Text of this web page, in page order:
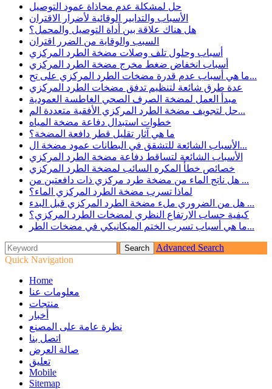
حل لمشكلة عدم محاذاة عمود التوصيل
الأسباب والتدابير الوقائية لأضرار الاقتران
هل هناك علاقة بين أداة التوصيل والمحمل؟
السبب والوقاية من الضرر اقتران
أسباب وحلول تلف وصلات مضخة الطرد المركزي
أسباب انخفاض ضغط مخرج مضخة الطرد المركزي
ما هي أسباب عدم قدرة مضخات الطرد المركزي على تح...
عدة طرق شائعة لتنظيم تدفق مضخات الطرد المركزي
مبدأ العمل لمضخة الصرف الصحي الغاطسة العمودية
حل لتجويف مضخة الطرد المركزي الأفقية متعددة الم...
خطوات استبدال دفاعة مضخة المياه
ما هي آثار تقليل قطر دافعة المضخة؟
الأسباب الشائعة للتشقق في البطانات عمود مضخة ال...
الأسباب الشائعة لتساقط دفاعة مضخة الطرد المركزي
خصائص خطأ المكره السائب لمضخة الطرد المركزي
هل ناتج الماء من مضخة طرد مركزي ذات دافعتين من ...
لماذا تسرب مضخة الطرد المركزي الماء؟
هل من الضروري ملء مضخة الطرد المركزي قبل البدء ...
كيفية حساب الارتفاع النظري لمضخات الطرد المركزي؟
ما هي أسباب تسرب الختم الميكانيكي في مضخات الطر...
Advanced Search
Quick Navigation
Home
معلومات عنا
منتجات
أخبار
نظرة عامة على المصنع
اتصل بنا
صالة العرض
تعليق
Mobile
Sitemap